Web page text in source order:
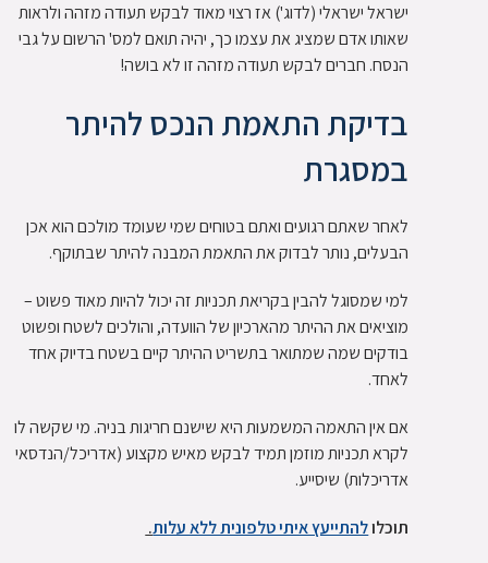
ישראל ישראלי (לדוג') אז רצוי מאוד לבקש תעודה מזהה ולראות
שאותו אדם שמציג את עצמו כך, יהיה תואם למס' הרשום על גבי
הנסח. חברים לבקש תעודה מזהה זו לא בושה!
בדיקת התאמת הנכס להיתר
במסגרת
לאחר שאתם רגועים ואתם בטוחים שמי שעומד מולכם הוא אכן
הבעלים, נותר לבדוק את התאמת המבנה להיתר שבתוקף.
למי שמסוגל להבין בקריאת תכניות זה יכול להיות מאוד פשוט –
מוציאים את ההיתר מהארכיון של הוועדה, והולכים לשטח ופשוט
בודקים שמה שמתואר בתשריט ההיתר קיים בשטח בדיוק אחד
לאחד.
אם אין התאמה המשמעות היא שישנם חריגות בניה. מי שקשה לו
לקרא תכניות מוזמן תמיד לבקש מאיש מקצוע (אדריכל/הנדסאי
אדריכלות) שיסייע.
תוכלולהתייעץ איתי טלפונית ללא עלות.